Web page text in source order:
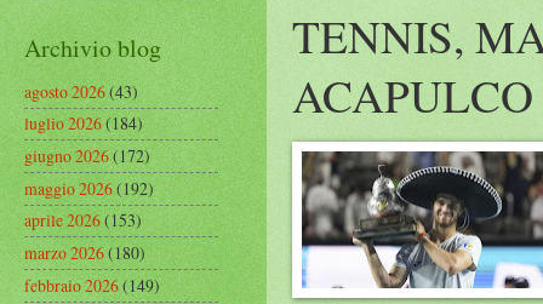
TENNIS,
ACAPULCO
Archivio blog
agosto 2026(43)
luglio 2026(184)
giugno 2026(172)
maggio 2026(192)
aprile 2026(153)
marzo 2026(180)
febbraio 2026(149)